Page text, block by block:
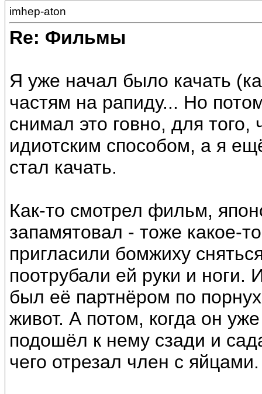
imhep-aton
Re: Фильмы
Я уже начал было качать
частям на рапиду... Но
снимал это говно, для
идиотским способом, а я
стал качать.
Как-то смотрел фильм,
запамятовал - тоже какое-
пригласили бомжиху
поотрубали ей руки и
был её партнёром по
живот. А потом, когда он
подошёл к нему сзади и
чего отрезал член с яйцами.